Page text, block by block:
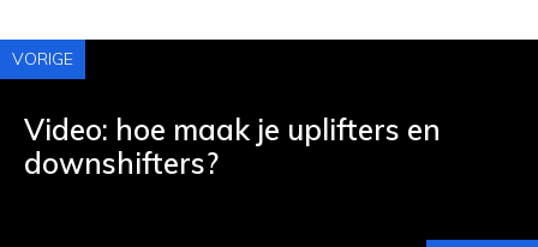
VORIGE
Video: hoe maak je uplifters en
downshifters?